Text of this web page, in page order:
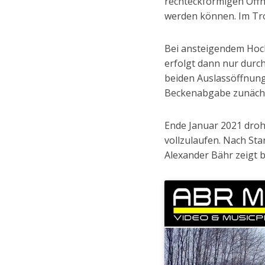
werden können. Im
Bei ansteigendem
erfolgt dann nur
beiden
Beckenabgabe
Ende Januar 2021
vollzulaufen. Nach
Alexander Bähr zeigt